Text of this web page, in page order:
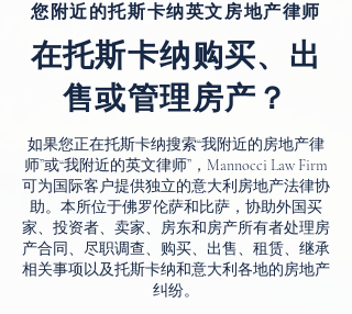
您附近的托斯卡纳英文房地产律师
在托斯卡纳购买、出
售或管理房产？
如果您正在托斯卡纳搜索“我附近的房地产律
师”或“我附近的英文律师”，Mannocci Law Firm
可为国际客户提供独立的意大利房地产法律协
助。本所位于佛罗伦萨和比萨，协助外国买
家、投资者、卖家、房东和房产所有者处理房
产合同、尽职调查、购买、出售、租赁、继承
相关事项以及托斯卡纳和意大利各地的房地产
纠纷。